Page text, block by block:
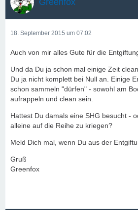
18. September 2015 um 07:02
Auch von mir alles Gute für die
Und da Du ja schon mal einige Zeit
Du ja nicht komplett bei Null an. Einige
schon sammeln "dürfen" - sowohl am
aufrappeln und clean sein.
Hattest Du damals eine SHG besucht -
alleine auf die Reihe zu kriegen?
Meld Dich mal, wenn Du aus der
Gruß
Greenfox